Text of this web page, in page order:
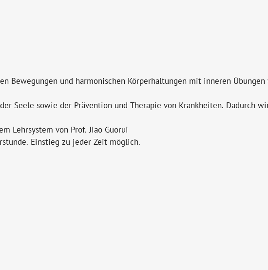
Bewegungen und harmonischen Körperhaltungen mit inneren
Seele sowie der Prävention und Therapie von Krankheiten. Dadurch
Lehrsystem von Prof. Jiao Guorui
Einstieg zu jeder Zeit möglich.